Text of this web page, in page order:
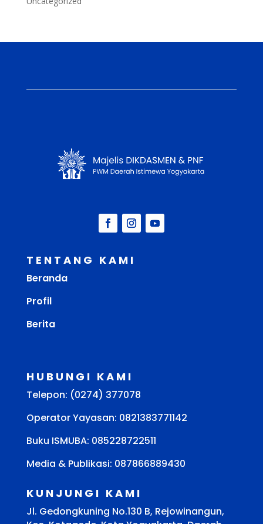
TENTANG KAMI
Beranda
Profil
Berita
HUBUNGI KAMI
Telepon: (0274) 377078
Operator Yayasan: 0821383771142
Buku ISMUBA: 085228722511
Media & Publikasi: 087866889430
KUNJUNGI KAMI
Jl. Gedongkuning No.130 B, Rejowinangun,